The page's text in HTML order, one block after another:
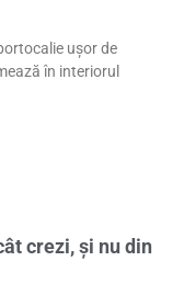
ușor de
în interiorul
crezi, și nu din